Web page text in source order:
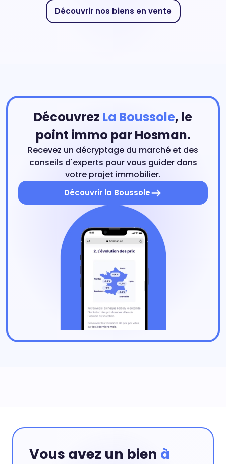
Découvrir nos biens en vente
Découvrez La Boussole, le
point immo par Hosman.
Recevez un décryptage du marché et des
conseils d'experts pour vous guider dans
votre projet immobilier.
Découvrir la Boussole
Vous avez un bien à